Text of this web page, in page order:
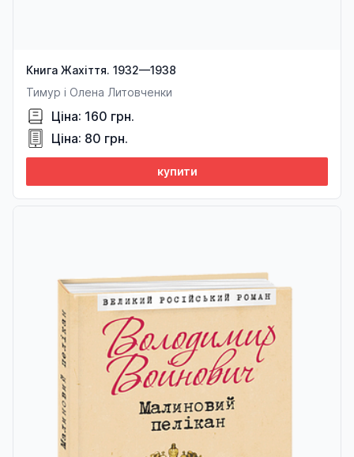
Книга Жахіття. 1932—1938
Тимур і Олена Литовченки
Ціна: 160 грн.
Ціна: 80 грн.
купити